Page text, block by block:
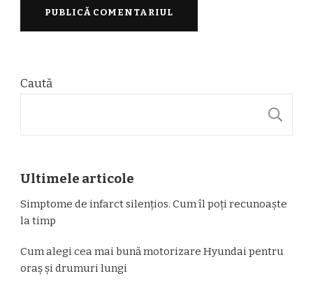
Caută
Ultimele articole
Simptome de infarct silențios. Cum îl poți recunoaște
la timp
Cum alegi cea mai bună motorizare Hyundai pentru
oraș și drumuri lungi